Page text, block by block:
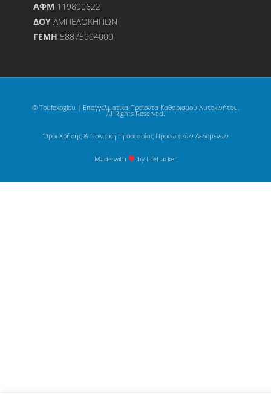
ΑΦΜ 119890622
ΔΟΥΑΜΠΕΛΟΚΗΠΩΝ
ΓΕΜΗ 58875904000
© Toufexoglou | Επαγγελματικά Προϊόντα Καθαρισμού Αυτοκινήτου.
All Rights Reserved.
Όροι Χρήσης & Πολιτική Προστασίας Προσωπικών Δεδομένων
Made with by Lifehacker